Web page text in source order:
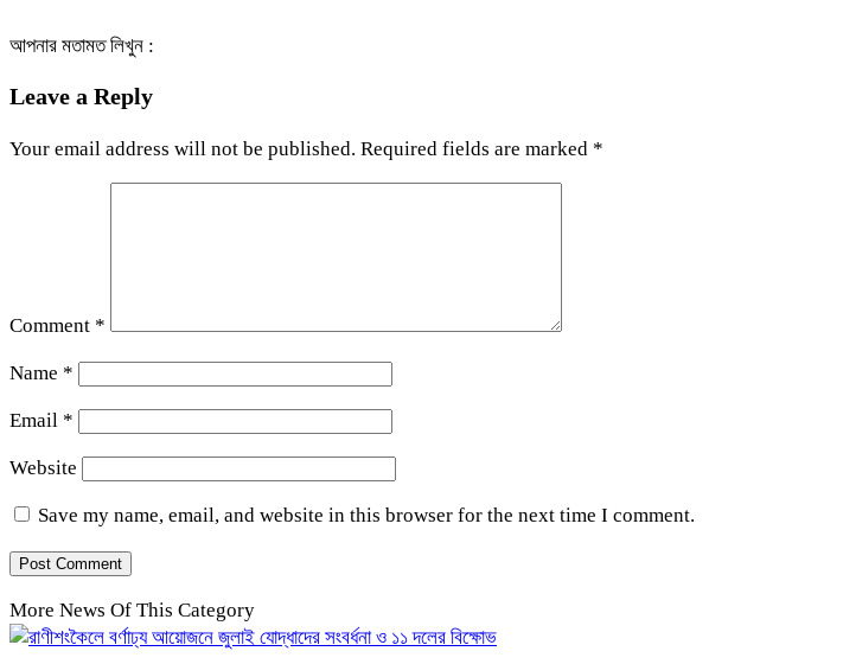
আপনার মতামত লিখুন :
Leave a Reply
Your email address will not be published. Required fields are marked *
Comment *
Name *
Email *
Website
Save my name, email, and website in this browser for the next time I comment.
More News Of This Category